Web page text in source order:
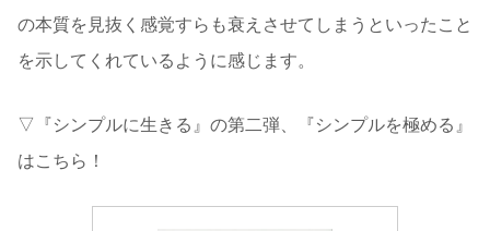
の本質を見抜く感覚すらも衰えさせてしまうといったこと
を示してくれているように感じます。
▽『シンプルに生きる』の第二弾、『シンプルを極める』
はこちら！